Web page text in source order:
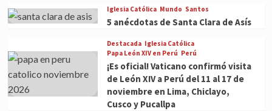
Iglesia Católica Mundo Santos
5 anécdotas de Santa Clara de Asís
Destacada Iglesia Católica
Papa León XIV en Perú Perú
¡Es oficial! Vaticano confirmó visita
de León XIV a Perú del 11 al 17 de
noviembre en Lima, Chiclayo,
Cusco y Pucallpa